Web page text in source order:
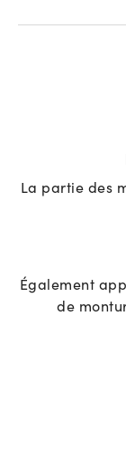
La partie des
Également
de